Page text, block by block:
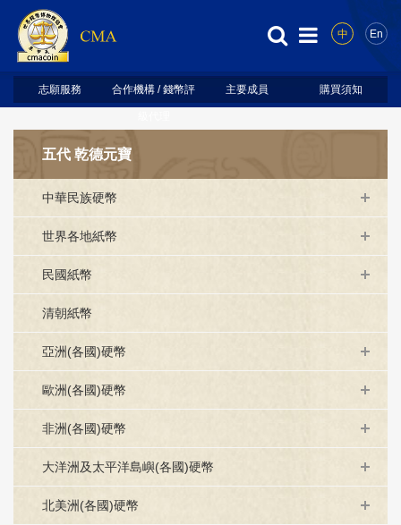
中 En
志願服務 合作機構 / 錢幣評 主要成員 購買須知
五代 乾德元寶
中華民族硬幣
世界各地紙幣
民國紙幣
清朝紙幣
亞洲(各國)硬幣
歐洲(各國)硬幣
非洲(各國)硬幣
大洋洲及太平洋島嶼(各國)硬幣
北美洲(各國)硬幣